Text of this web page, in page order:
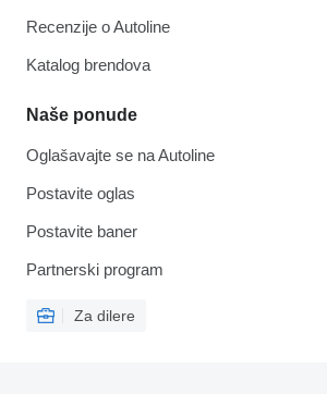
Recenzije o Autoline
Katalog brendova
Naše ponude
Oglašavajte se na Autoline
Postavite oglas
Postavite baner
Partnerski program
Za dilere